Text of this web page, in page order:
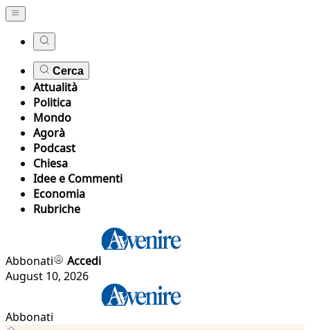
Cerca
Attualità
Politica
Mondo
Agorà
Podcast
Chiesa
Idee e Commenti
Economia
Rubriche
Abbonati
Accedi
August 10, 2026
Abbonati